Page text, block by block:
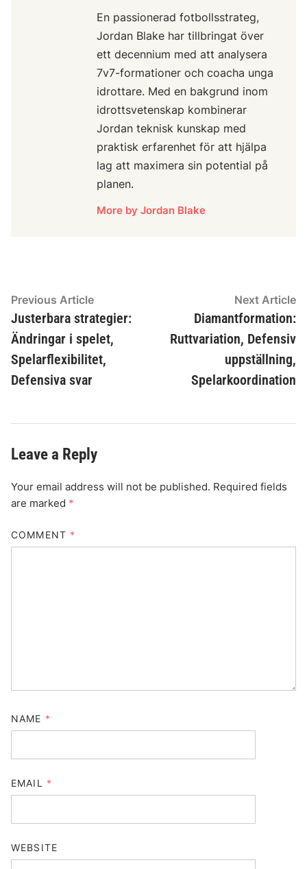
En passionerad fotbollsstrateg,
Jordan Blake har tillbringat över
ett decennium med att analysera
7v7-formationer och coacha unga
idrottare. Med en bakgrund inom
idrottsvetenskap kombinerar
Jordan teknisk kunskap med
praktisk erfarenhet för att hjälpa
lag att maximera sin potential på
planen.
More by Jordan Blake
Post
navigation
Previous ArticlePrevious
article:
Justerbara strategier:
Ändringar i spelet,
Spelarflexibilitet,
Defensiva svar
Next Article
Diamantformation:
Ruttvariation, Defensiv
uppställning,
Spelarkoordination
Leave a Reply
Your email address will not be published. Required fields
are marked *
COMMENT *
NAME *
EMAIL *
WEBSITE